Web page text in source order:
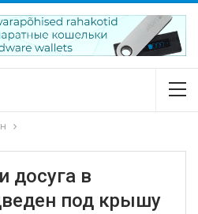
досуга в
под крышу